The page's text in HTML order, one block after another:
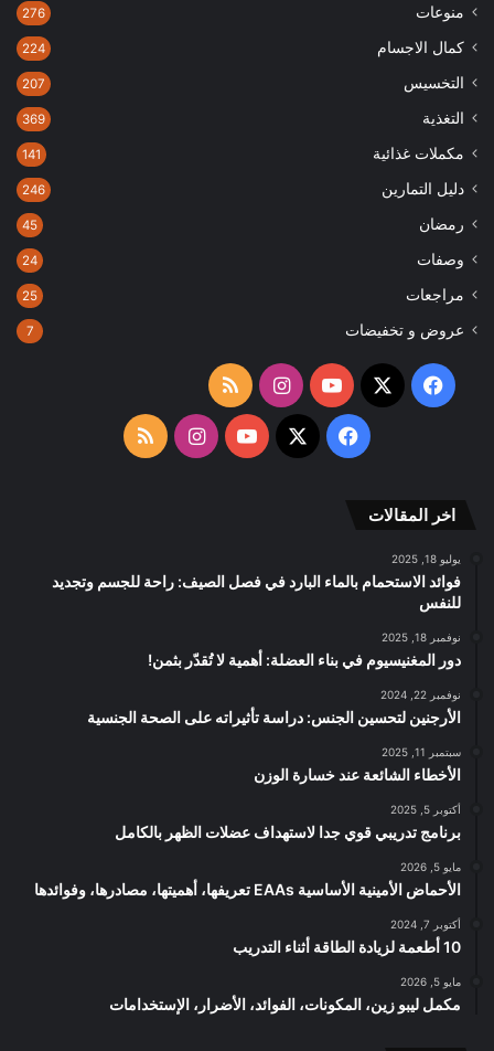
منوعات 276
كمال الاجسام 224
التخسيس 207
التغذية 369
مكملات غذائية 141
دليل التمارين 246
رمضان 45
وصفات 24
مراجعات 25
عروض و تخفيضات 7
فيسبوك
‫X
‫YouTubeانستقرامملخص
الموقع
فيسبوك
‫X
‫YouTubeانستقرامملخص
اخر المقالات
يوليو 18, 2025
فوائد الاستحمام بالماء البارد في فصل الصيف: راحة للجسم وتجديد
للنفس
نوفمبر 18, 2025
دور المغنيسيوم في بناء العضلة: أهمية لا تُقدّر بثمن!
نوفمبر 22, 2024
الأرجنين لتحسين الجنس: دراسة تأثيراته على الصحة الجنسية
سبتمبر 11, 2025
الأخطاء الشائعة عند خسارة الوزن
أكتوبر 5, 2025
برنامج تدريبي قوي جدا لاستهداف عضلات الظهر بالكامل
مايو 5, 2026
الأحماض الأمينية الأساسية EAAs تعريفها، أهميتها، مصادرها، وفوائدها
أكتوبر 7, 2024
10 أطعمة لزيادة الطاقة أثناء التدريب
مايو 5, 2026
مكمل ليبو زين، المكونات، الفوائد، الأضرار، الإستخدامات